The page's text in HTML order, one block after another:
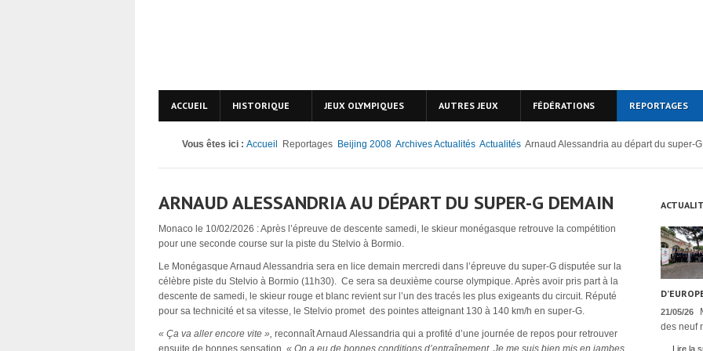
ACCUEIL HISTORIQUE JEUX OLYMPIQUES AUTRES JEUX FÉDÉRATIONS REPORTAGES
Vous êtes ici : Accueil Reportages Beijing 2008 Archives Actualités Actualités Arnaud Alessandria au départ du super-
ARNAUD ALESSANDRIA AU DÉPART DU SUPER-G DEMAIN
Monaco le 10/02/2026 : Après l’épreuve de descente samedi, le skieur monégasque retrouve la compétition
pour une seconde course sur la piste du Stelvio à Bormio.
Le Monégasque Arnaud Alessandria sera en lice demain mercredi dans l’épreuve du super-G disputée sur la
célèbre piste du Stelvio à Bormio (11h30). Ce sera sa deuxième course olympique. Après avoir pris part à la
descente de samedi, le skieur rouge et blanc revient sur l’un des tracés les plus exigeants du circuit. Réputé
pour sa technicité et sa vitesse, le Stelvio promet des pointes atteignant 130 à 140 km/h en super-G.
« Ça va aller encore vite », reconnaît Arnaud Alessandria qui a profité d’une journée de repos pour retrouver
ensuite de bonnes sensation. « On a eu de bonnes conditions d’entraînement. Je me suis bien mis en jambes
21/05/26
des neuf
Lire la